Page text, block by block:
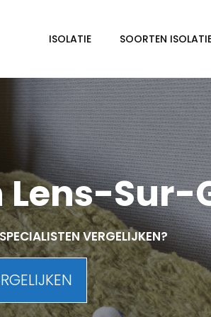
ISOLATIE SOORTEN
Sur-
VERGELIJKEN?